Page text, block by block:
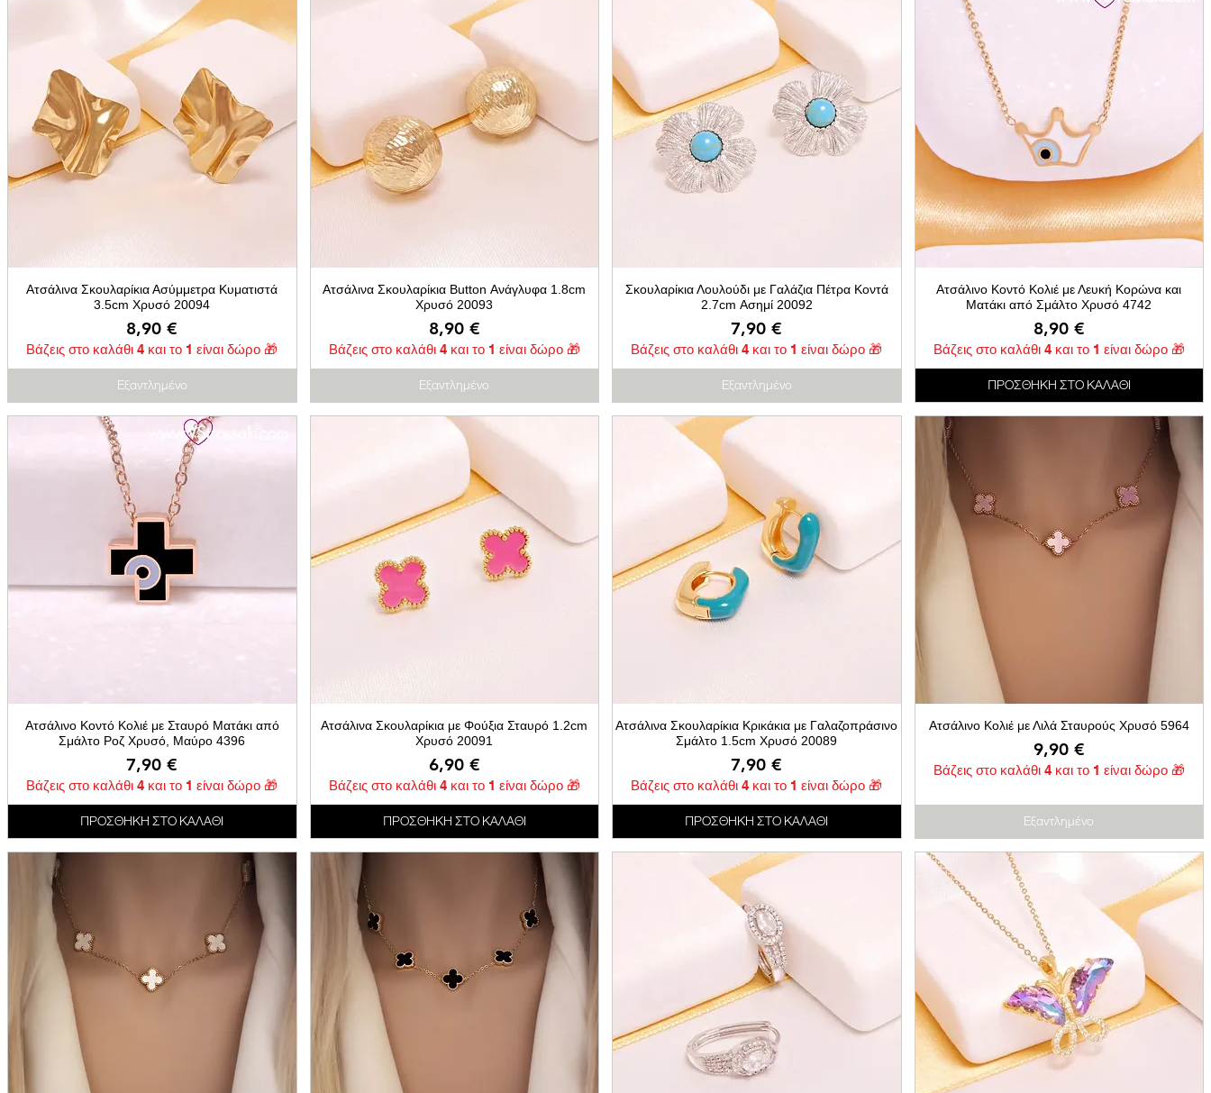
Ατσάλινα Σκουλαρίκια Ασύμμετρα Κυματιστά
3.5cm Χρυσό 20094
Τιμή
8,90 €
Βάζεις στο καλάθι 4 και το 1 είναι δώρο 🎁
Εξαντλημένο
Ατσάλινα Σκουλαρίκια Button Ανάγλυφα 1.8cm
Χρυσό 20093
Τιμή
8,90 €
Βάζεις στο καλάθι 4 και το 1 είναι δώρο 🎁
Εξαντλημένο
Σκουλαρίκια Λουλούδι με Γαλάζια Πέτρα Κοντά
2.7cm Ασημί 20092
Τιμή
7,90 €
Βάζεις στο καλάθι 4 και το 1 είναι δώρο 🎁
Εξαντλημένο
Ατσάλινο Κοντό Κολιέ με Λευκή Κορώνα και
Ματάκι από Σμάλτο Χρυσό 4742
Τιμή
8,90 €
Βάζεις στο καλάθι 4 και το 1 είναι δώρο 🎁
ΠΡΟΣΘΗΚΗ ΣΤΟ ΚΑΛΑΘΙ
Ατσάλινο Κοντό Κολιέ με Σταυρό Ματάκι από
Σμάλτο Ροζ Χρυσό, Μαύρο 4396
Τιμή
7,90 €
Βάζεις στο καλάθι 4 και το 1 είναι δώρο 🎁
ΠΡΟΣΘΗΚΗ ΣΤΟ ΚΑΛΑΘΙ
Ατσάλινα Σκουλαρίκια με Φούξια Σταυρό 1.2cm
Χρυσό 20091
Τιμή
6,90 €
Βάζεις στο καλάθι 4 και το 1 είναι δώρο 🎁
ΠΡΟΣΘΗΚΗ ΣΤΟ ΚΑΛΑΘΙ
Ατσάλινα Σκουλαρίκια Κρικάκια με Γαλαζοπράσινο
Σμάλτο 1.5cm Χρυσό 20089
Τιμή
7,90 €
Βάζεις στο καλάθι 4 και το 1 είναι δώρο 🎁
ΠΡΟΣΘΗΚΗ ΣΤΟ ΚΑΛΑΘΙ
Ατσάλινο Κολιέ με Λιλά Σταυρούς Χρυσό 5964
Τιμή
9,90 €
Βάζεις στο καλάθι 4 και το 1 είναι δώρο 🎁
Εξαντλημένο